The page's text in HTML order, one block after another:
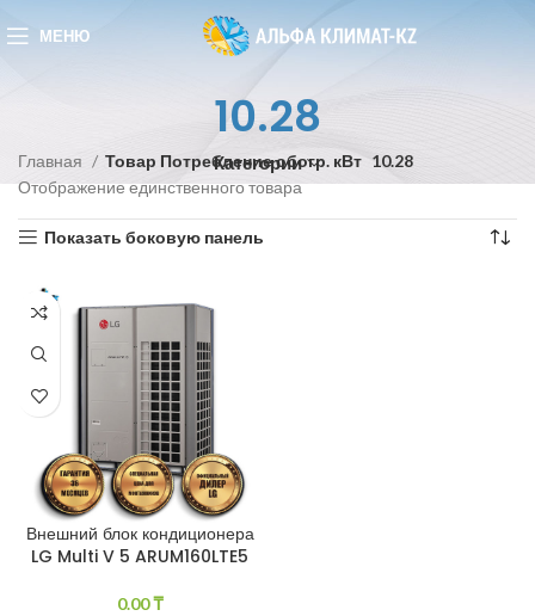
МЕНЮ
10.28
Категории
Главная Товар Потребление обогр. кВт 10.28
Отображение единственного товара
Показать боковую панель
Внешний блок кондиционера
LG Multi V 5 ARUM160LTE5
0.00₸